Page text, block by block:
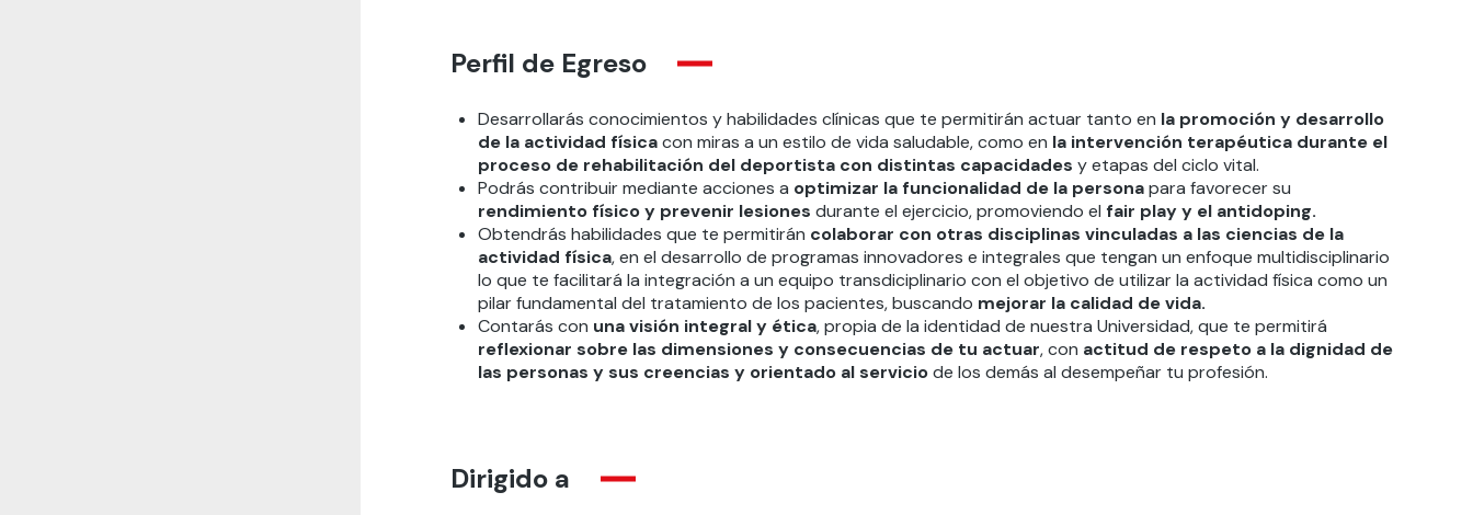
Perfil de Egreso
Desarrollarás conocimientos y habilidades clínicas que te permitirán actuar tanto en la promoción y desarrollo
de la actividad físicacon miras a un estilo de vida saludable, como en la intervención terapéutica durante el
proceso de rehabilitación del deportista con distintas capacidades y etapas del ciclo vital.
Podrás contribuir mediante acciones a optimizar la funcionalidad de la personapara favorecer su
rendimiento físico y prevenir lesiones durante el ejercicio, promoviendo el fair play y el antidoping.
Obtendrás habilidades que te permitirán colaborar con otras disciplinas vinculadas a las ciencias de la
actividad física, en el desarrollo de programas innovadores e integrales que tengan un enfoque multidisciplinario
lo que te facilitará la integración a un equipo transdiciplinario con el objetivo de utilizar la actividad física como un
pilar fundamental del tratamiento de los pacientes, buscando mejorar la calidad de vida.
Contarás con una visión integral y ética, propia de la identidad de nuestra Universidad, que te permitirá
reflexionar sobre las dimensiones y consecuencias de tu actuar, con actitud de respeto a la dignidad de
las personas y sus creencias y orientado al serviciode los demás al desempeñar tu profesión.
Dirigido a